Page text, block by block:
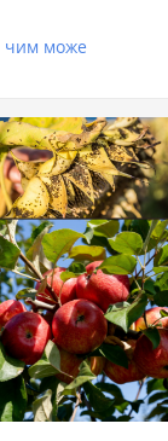
чим може